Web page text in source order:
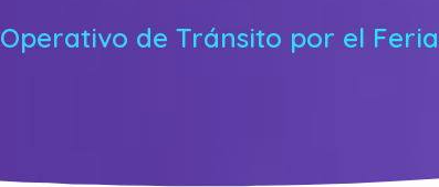
Operativo de Tránsito por el